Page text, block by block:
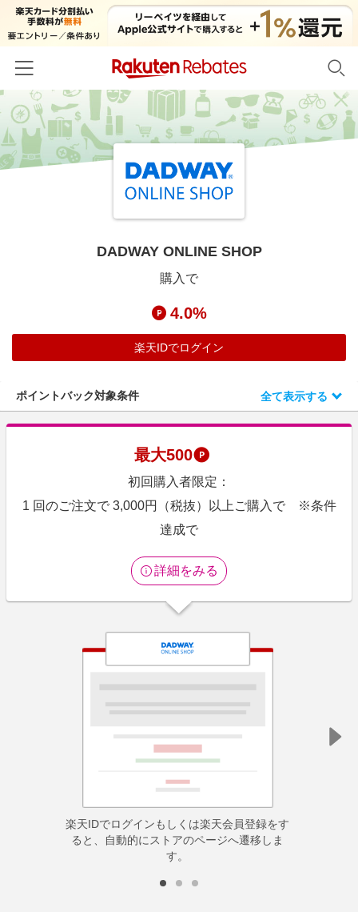
ホーム
カテゴリー一覧
百貨店・総合ECモール
家電・PC・スマホ・カメラ
スポーツ・アウトドア・ゴルフ
インテリア・寝具
旅行・レジャー・ホテル予約
生活・お役立ち
ビジネス・その他サービス
リーベイツ注目ストア
初回購入者限定特典
旅行特集
わくわく夏特集
とことん買い物チャレンジ
Apple公式サイト×楽天カード分割払い
Qoo10メガポ
Samsung ボーナスキャンペーン
週末の高還元 夏の長期版
DADWAY ONLINE SHOP
購入で
4.0%
楽天IDでログイン
ポイントバック対象条件 全て表示する
最大500
初回購入者限定：
1 回のご注文で 3,000円（税抜）以上ご購入で ※条件
達成で
詳細をみる
楽天IDでログインもしくは楽天会員登録をす
ると、自動的にストアのページへ遷移しま
す。